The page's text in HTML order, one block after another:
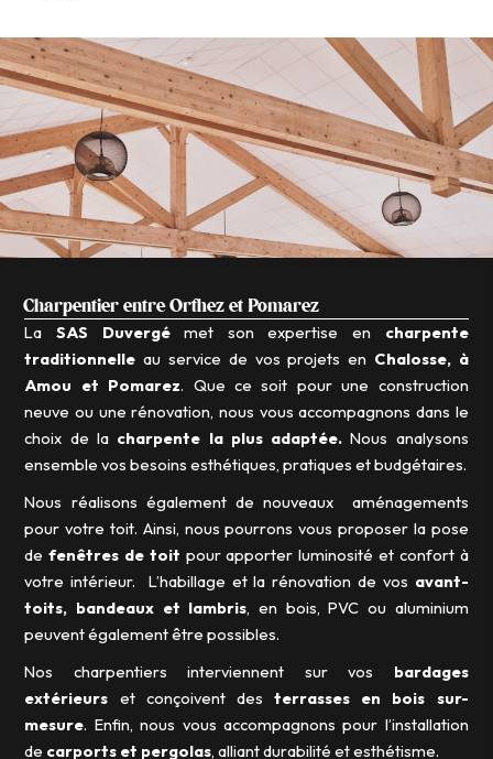
Charpentier entre Orthez et Pomarez
La SAS Duvergémet son expertise en charpente
traditionnelle au service de vos projets en Chalosse, à
Amou et Pomarez. Que ce soit pour une construction
neuve ou une rénovation, nous vous accompagnons dans le
choix de la charpente la plus adaptée.Nous analysons
ensemble vos besoins esthétiques, pratiques et budgétaires.
Nous réalisons également de nouveaux aménagements
pour votre toit. Ainsi, nous pourrons vous proposer la pose
defenêtres de toit pour apporter luminosité et confort à
votre intérieur. L’habillage et la rénovation de vos avant-
toits, bandeaux et lambris, en bois, PVC ou aluminium
peuvent également être possibles.
Nos charpentiers interviennent sur vos bardages
extérieurs et conçoivent desterrasses en bois sur-
mesure. Enfin, nous vous accompagnons pour l’installation
de carports et pergolas, alliant durabilité et esthétisme.